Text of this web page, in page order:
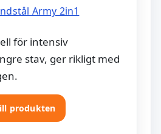
Army 2in1
för intensiv
stav, ger rikligt med
produkten